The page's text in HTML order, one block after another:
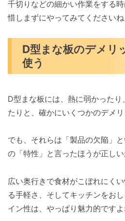
千切りなどの細かい作業をする
惜しまずにやってみてくださいね
D型まな板のデメリ
使う
D型まな板には、熱に弱かった
たりと、確かにいくつかのデメリ
でも、それらは「製品の欠陥」
の「特性」と言ったほうが正しい
広い奥行きで食材がこぼれにく
る手軽さ、そしてキッチンをお
イン性は、やっぱり魅力的ですよ